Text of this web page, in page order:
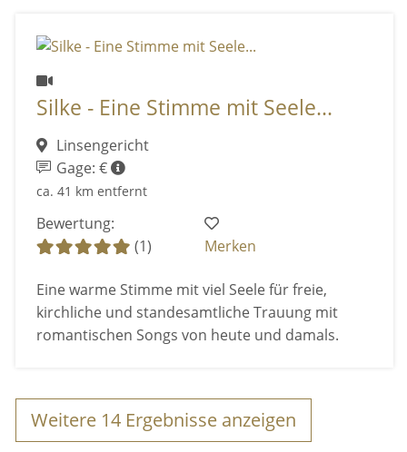
Silke - Eine Stimme mit Seele...
Linsengericht
Gage: €
ca. 41 km entfernt
Bewertung:
(1)
Merken
Eine warme Stimme mit viel Seele für freie,
kirchliche und standesamtliche Trauung mit
romantischen Songs von heute und damals.
Weitere 14 Ergebnisse anzeigen